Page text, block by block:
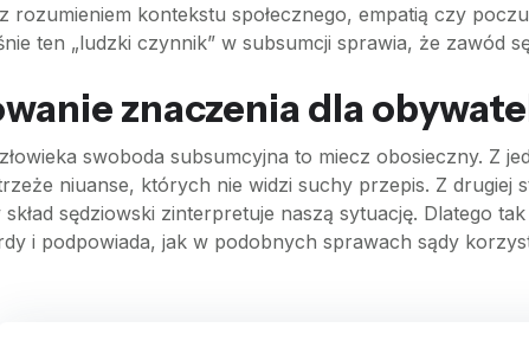
rozumieniem kontekstu społecznego, empatią czy
ten „ludzki czynnik” w subsumcji sprawia, że zawód
znaczenia dla
swoboda subsumcyjna to miecz obosieczny. Z
niuanse, których nie widzi suchy przepis. Z
sędziowski zinterpretuje naszą sytuację. Dlatego
i podpowiada, jak w podobnych sprawach sądy